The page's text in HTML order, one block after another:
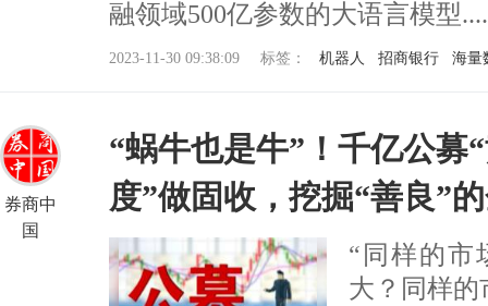
融领域500亿参数的大语言模型
2023-11-30 09:38:09 标签： 机器人 招商银行 海量
券商中
国
“蜗牛也是牛”！千亿公募
度”做固收，挖掘“善良”
“同样的市
大？同样